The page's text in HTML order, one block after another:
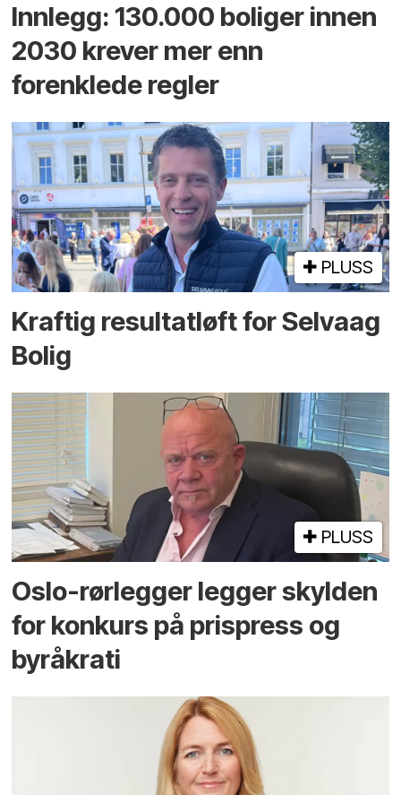
Innlegg: 130.000 boliger innen
2030 krever mer enn
forenklede regler
PLUSS
Kraftig resultatløft for Selvaag
Bolig
PLUSS
Oslo-rørlegger legger skylden
for konkurs på prispress og
byråkrati